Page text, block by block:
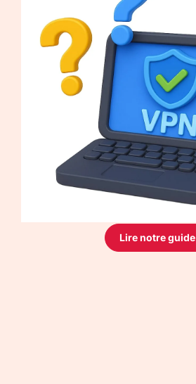
Lire notre guide